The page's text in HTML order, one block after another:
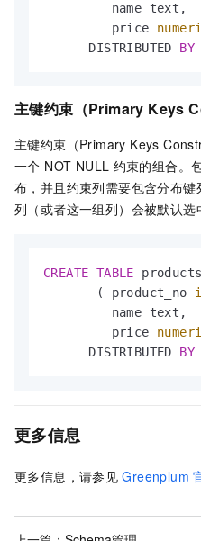
         name text,
         price
      DISTRIBUTED
BY
主键约束（Primary Keys
主键约束（Primary Keys
一个 NOT NULL 约束的组合。
布，并且约束列需要包含分布
列（或者这一组列）会被默认选
CREATE TABLE products
       ( product_no
         name text,
         price
      DISTRIBUTED
BY
更多信息
更多信息，请参见 Greenplum